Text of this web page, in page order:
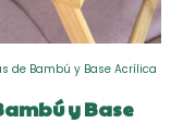
de Bambú y Base Acrílica
y Base